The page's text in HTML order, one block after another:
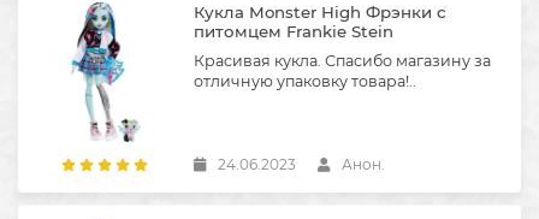
Кукла Monster High Фрэнки с
питомцем Frankie Stein
Красивая кукла. Спасибо магазину за
отличную упаковку товара!..
24.06.2023 Анон.